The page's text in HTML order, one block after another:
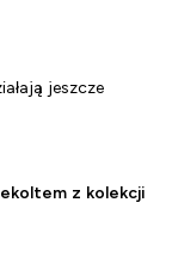
jeszcze
z kolekcji